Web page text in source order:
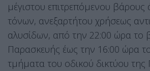
μέγιστου επιτρεπόμενου
τόνων, ανεξαρτήτου χρήσεως
αλυσίδων, από την 22:00 ώρα το
Παρασκευής έως την 16:00 ώρα
τμήματα του οδικού δικτύου της